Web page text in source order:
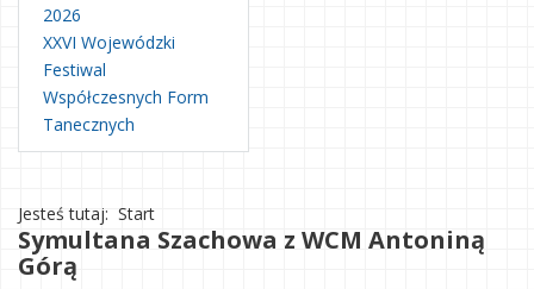
2026
XXVI Wojewódzki
Festiwal
Współczesnych Form
Tanecznych
Jesteś tutaj: Start
Symultana Szachowa z WCM Antoniną
Górą